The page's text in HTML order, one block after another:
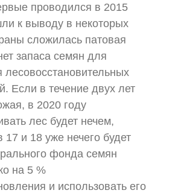
проводился в 2015
к выводу в некоторых
сложилась патовая
запаса семян для
лесовосстановительных
Если в течение двух лет
в 2020 году
лес будет нечем,
17 и 18 уже нечего будет
фонда семян
на 5 %
и использовать его